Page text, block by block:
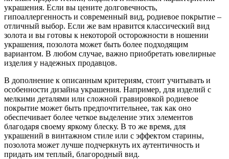
украшения. Если вы цените долговечность,
гипоаллергенность и современный вид, родиевое покрытие –
отличный выбор. Если же вам нравится классический вид
золота и вы готовы к некоторой осторожности в ношении
украшения, позолота может быть более подходящим
вариантом. В любом случае, важно приобретать ювелирные
изделия у надежных продавцов.
В дополнение к описанным критериям, стоит учитывать и
особенности дизайна украшения. Например, для изделий с
мелкими деталями или сложной гравировкой родиевое
покрытие может быть предпочтительнее, так как оно
обеспечивает более четкое выделение этих элементов
благодаря своему яркому блеску. В то же время, для
украшений в винтажном стиле или с эффектом старины,
позолота может лучше подчеркнуть их аутентичность и
придать им теплый, благородный вид.